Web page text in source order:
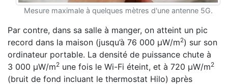
Mesure maximale à quelques mètres d'une antenne 5G.
Par contre, dans sa salle à manger, on atteint un pic
record dans la maison (jusqu’à 76 000 μW/m2) sur son
ordinateur portable. La densité de puissance chute à
3 000 μW/m2 une fois le Wi-Fi éteint, et à 720 μW/m2
(bruit de fond incluant le thermostat Hilo) après